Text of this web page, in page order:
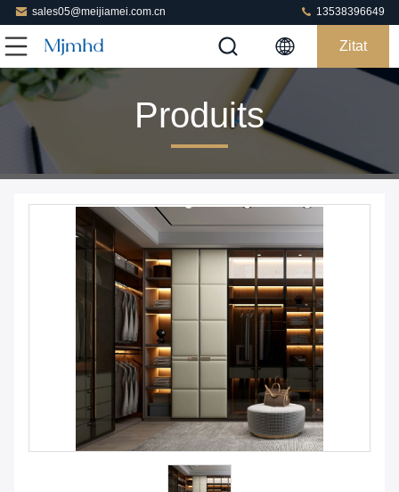
sales05@meijiamei.com.cn 13538396649
Zitat
Produits